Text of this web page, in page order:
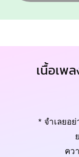
เนื้อเพ
* จำเลยอ
คว